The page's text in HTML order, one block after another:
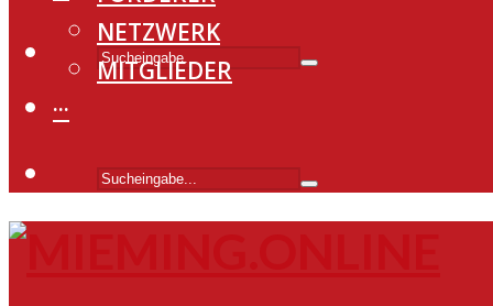
NETZWERK
MITGLIEDER
···